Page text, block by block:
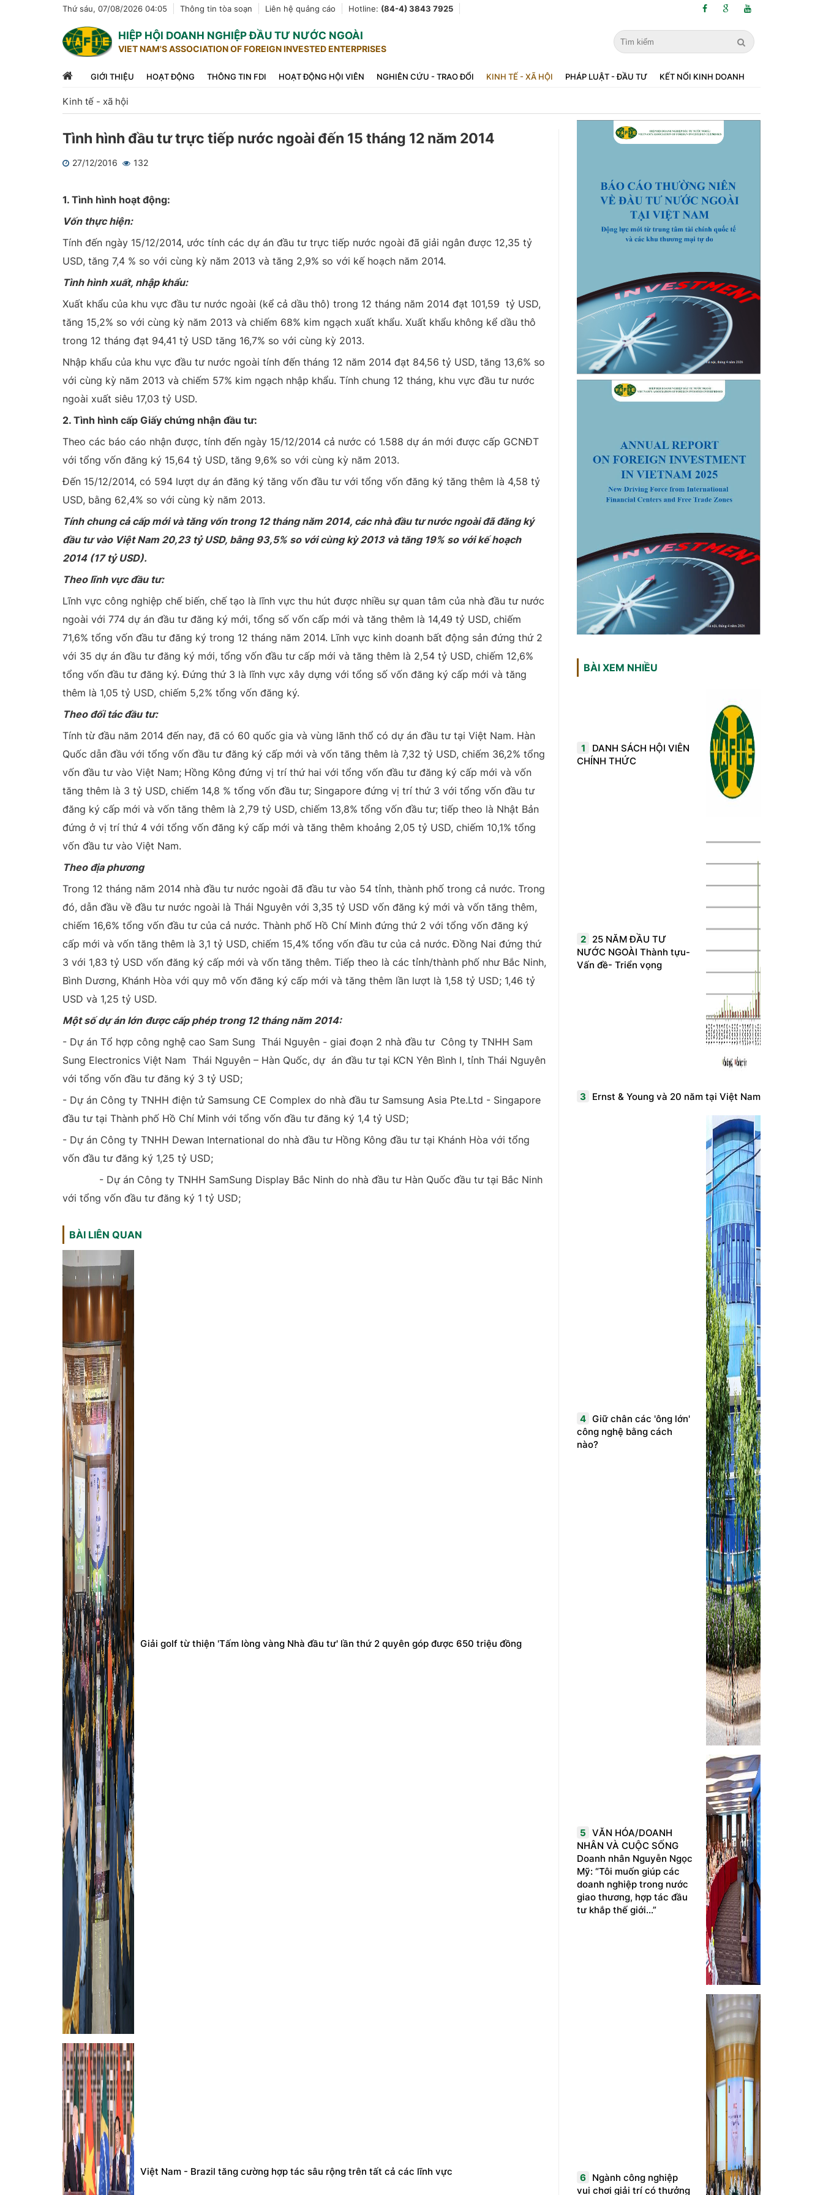
Thứ sáu, 07/08/2026 04:05 Thông tin tòa soạn Liên hệ quảng cáo Hotline: (84-4) 3843 7925
HIỆP HỘI DOANH NGHIỆP ĐẦU TƯ NƯỚC NGOÀI
VIET NAM'S ASSOCIATION OF FOREIGN INVESTED ENTERPRISES
GIỚI THIỆU HOẠT ĐỘNG THÔNG TIN FDI HOẠT ĐỘNG HỘI VIÊN NGHIÊN CỨU - TRAO ĐỔI KINH TẾ - XÃ HỘI PHÁP LUẬT - ĐẦU TƯ KẾT NỐI KINH DOANH
Kinh tế - xã hội
Tình hình đầu tư trực tiếp nước ngoài đến 15 tháng 12 năm 2014
27/12/2016
132
1. Tình hình hoạt động:
Vốn thực hiện:
Tính đến ngày 15/12/2014, ước tính các dự án đầu tư trực tiếp nước ngoài đã giải ngân được 12,35 tỷ
USD, tăng 7,4 % so với cùng kỳ năm 2013 và tăng 2,9% so với kế hoạch năm 2014.
Tình hình xuất, nhập khẩu:
Xuất khẩu của khu vực đầu tư nước ngoài (kể cả dầu thô) trong 12 tháng năm 2014 đạt 101,59 tỷ USD,
tăng 15,2% so với cùng kỳ năm 2013 và chiếm 68% kim ngạch xuất khẩu. Xuất khẩu không kể dầu thô
trong 12 tháng đạt 94,41 tỷ USD tăng 16,7% so với cùng kỳ 2013.
Nhập khẩu của khu vực đầu tư nước ngoài tính đến tháng 12 năm 2014 đạt 84,56 tỷ USD, tăng 13,6% so
với cùng kỳ năm 2013 và chiếm 57% kim ngạch nhập khẩu. Tính chung 12 tháng, khu vực đầu tư nước
ngoài xuất siêu 17,03 tỷ USD.
2. Tình hình cấp Giấy chứng nhận đầu tư:
Theo các báo cáo nhận được, tính đến ngày 15/12/2014 cả nước có 1.588 dự án mới được cấp GCNĐT
với tổng vốn đăng ký 15,64 tỷ USD, tăng 9,6% so với cùng kỳ năm 2013.
Đến 15/12/2014, có 594 lượt dự án đăng ký tăng vốn đầu tư với tổng vốn đăng ký tăng thêm là 4,58 tỷ
USD, bằng 62,4% so với cùng kỳ năm 2013.
Tính chung cả cấp mới và tăng vốn trong 12 tháng năm 2014, các nhà đầu tư nước ngoài đã đăng ký
đầu tư vào Việt Nam 20,23 tỷ USD, bằng 93,5% so với cùng kỳ 2013 và tăng 19% so với kế hoạch
2014 (17 tỷ USD).
Theo lĩnh vực đầu tư:
Lĩnh vực công nghiệp chế biến, chế tạo là lĩnh vực thu hút được nhiều sự quan tâm của nhà đầu tư nước
ngoài với 774 dự án đầu tư đăng ký mới, tổng số vốn cấp mới và tăng thêm là 14,49 tỷ USD, chiếm
71,6% tổng vốn đầu tư đăng ký trong 12 tháng năm 2014. Lĩnh vực kinh doanh bất động sản đứng thứ 2
với 35 dự án đầu tư đăng ký mới, tổng vốn đầu tư cấp mới và tăng thêm là 2,54 tỷ USD, chiếm 12,6%
tổng vốn đầu tư đăng ký. Đứng thứ 3 là lĩnh vực xây dựng với tổng số vốn đăng ký cấp mới và tăng
thêm là 1,05 tỷ USD, chiếm 5,2% tổng vốn đăng ký.
Theo đối tác đầu tư:
Tính từ đầu năm 2014 đến nay, đã có 60 quốc gia và vùng lãnh thổ có dự án đầu tư tại Việt Nam. Hàn
Quốc dẫn đầu với tổng vốn đầu tư đăng ký cấp mới và vốn tăng thêm là 7,32 tỷ USD, chiếm 36,2% tổng
vốn đầu tư vào Việt Nam; Hồng Kông đứng vị trí thứ hai với tổng vốn đầu tư đăng ký cấp mới và vốn
tăng thêm là 3 tỷ USD, chiếm 14,8 % tổng vốn đầu tư; Singapore đứng vị trí thứ 3 với tổng vốn đầu tư
đăng ký cấp mới và vốn tăng thêm là 2,79 tỷ USD, chiếm 13,8% tổng vốn đầu tư; tiếp theo là Nhật Bản
đứng ở vị trí thứ 4 với tổng vốn đăng ký cấp mới và tăng thêm khoảng 2,05 tỷ USD, chiếm 10,1% tổng
vốn đầu tư vào Việt Nam.
Theo địa phương
Trong 12 tháng năm 2014 nhà đầu tư nước ngoài đã đầu tư vào 54 tỉnh, thành phố trong cả nước. Trong
đó, dẫn đầu về đầu tư nước ngoài là Thái Nguyên với 3,35 tỷ USD vốn đăng ký mới và vốn tăng thêm,
chiếm 16,6% tổng vốn đầu tư của cả nước. Thành phố Hồ Chí Minh đứng thứ 2 với tổng vốn đăng ký
cấp mới và vốn tăng thêm là 3,1 tỷ USD, chiếm 15,4% tổng vốn đầu tư của cả nước. Đồng Nai đứng thứ
3 với 1,83 tỷ USD vốn đăng ký cấp mới và vốn tăng thêm. Tiếp theo là các tỉnh/thành phố như Bắc Ninh,
Bình Dương, Khánh Hòa với quy mô vốn đăng ký cấp mới và tăng thêm lần lượt là 1,58 tỷ USD; 1,46 tỷ
USD và 1,25 tỷ USD.
Một số dự án lớn được cấp phép trong 12 tháng năm 2014:
- Dự án Tổ hợp công nghệ cao Sam Sung Thái Nguyên - giai đoạn 2 nhà đầu tư Công ty TNHH Sam
Sung Electronics Việt Nam Thái Nguyên – Hàn Quốc, dự án đầu tư tại KCN Yên Bình I, tỉnh Thái Nguyên
với tổng vốn đầu tư đăng ký 3 tỷ USD;
- Dự án Công ty TNHH điện tử Samsung CE Complex do nhà đầu tư Samsung Asia Pte.Ltd - Singapore
đầu tư tại Thành phố Hồ Chí Minh với tổng vốn đầu tư đăng ký 1,4 tỷ USD;
- Dự án Công ty TNHH Dewan International do nhà đầu tư Hồng Kông đầu tư tại Khánh Hòa với tổng
vốn đầu tư đăng ký 1,25 tỷ USD;
- Dự án Công ty TNHH SamSung Display Bắc Ninh do nhà đầu tư Hàn Quốc đầu tư tại Bắc Ninh
với tổng vốn đầu tư đăng ký 1 tỷ USD;
BÀI LIÊN QUAN
Giải golf từ thiện 'Tấm lòng vàng Nhà đầu tư' lần thứ 2 quyên góp được 650 triệu đồng
Việt Nam - Brazil tăng cường hợp tác sâu rộng trên tất cả các lĩnh vực
BÀI XEM NHIỀU
1
DANH SÁCH HỘI VIÊN
CHÍNH THỨC
2
25 NĂM ĐẦU TƯ
NƯỚC NGOÀI Thành tựu-
Vấn đề- Triển vọng
3 Ernst & Young và 20 năm tại Việt Nam
4 Giữ chân các 'ông lớn'
công nghệ bằng cách
nào?
5 VĂN HÓA/DOANH
NHÂN VÀ CUỘC SỐNG
Doanh nhân Nguyễn Ngọc
Mỹ: “Tôi muốn giúp các
doanh nghiệp trong nước
giao thương, hợp tác đầu
tư khắp thế giới...”
6 Ngành công nghiệp
vui chơi giải trí có thưởng